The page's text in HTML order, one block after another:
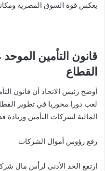
يعكس قوة السوق المصرية
القطاع
لعب دورا محوريا في تطوير
المالية لشركات التأمين وزيادة
رفع رؤوس أموال الشركات